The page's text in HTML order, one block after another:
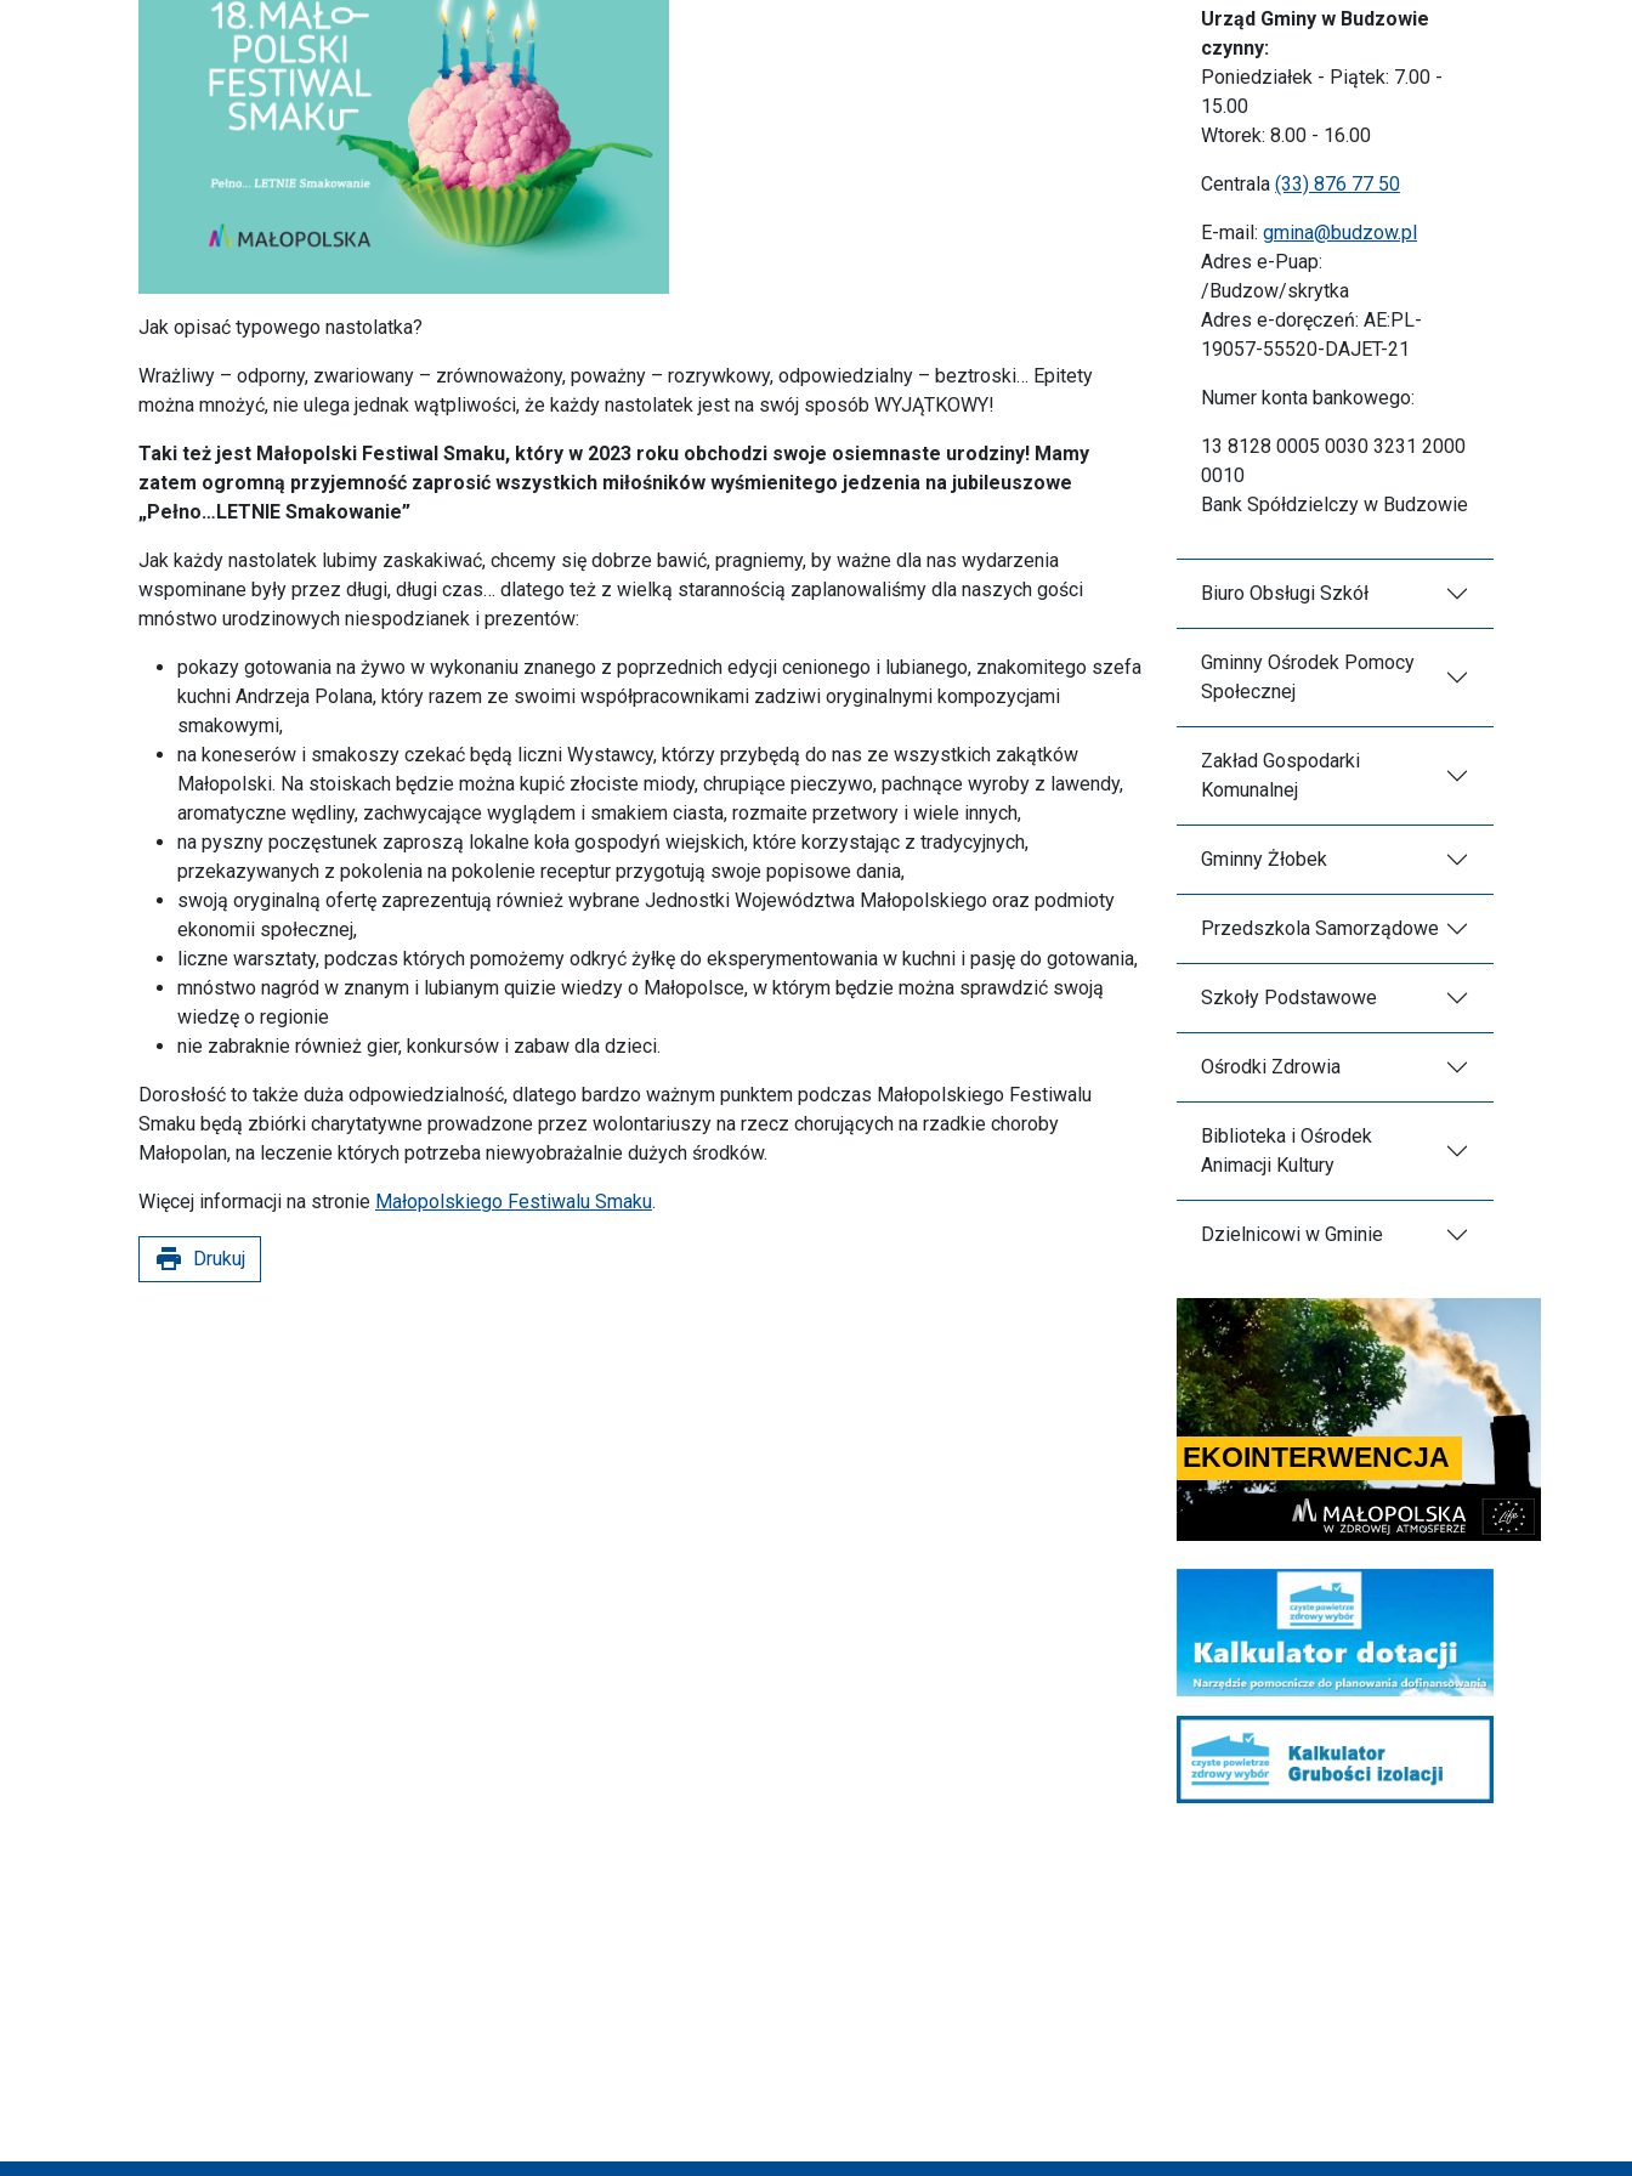
Jak opisać typowego nastolatka?
Wrażliwy – odporny, zwariowany – zrównoważony, poważny – rozrywkowy, odpowiedzialny – beztroski… Epitety
można mnożyć, nie ulega jednak wątpliwości, że każdy nastolatek jest na swój sposób WYJĄTKOWY!
Taki też jest Małopolski Festiwal Smaku, który w 2023 roku obchodzi swoje osiemnaste urodziny! Mamy
zatem ogromną przyjemność zaprosić wszystkich miłośników wyśmienitego jedzenia na jubileuszowe
„Pełno…LETNIE Smakowanie”
Jak każdy nastolatek lubimy zaskakiwać, chcemy się dobrze bawić, pragniemy, by ważne dla nas wydarzenia
wspominane były przez długi, długi czas… dlatego też z wielką starannością zaplanowaliśmy dla naszych gości
mnóstwo urodzinowych niespodzianek i prezentów:
pokazy gotowania na żywo w wykonaniu znanego z poprzednich edycji cenionego i lubianego, znakomitego szefa
kuchni Andrzeja Polana, który razem ze swoimi współpracownikami zadziwi oryginalnymi kompozycjami
smakowymi,
na koneserów i smakoszy czekać będą liczni Wystawcy, którzy przybędą do nas ze wszystkich zakątków
Małopolski. Na stoiskach będzie można kupić złociste miody, chrupiące pieczywo, pachnące wyroby z lawendy,
aromatyczne wędliny, zachwycające wyglądem i smakiem ciasta, rozmaite przetwory i wiele innych,
na pyszny poczęstunek zaproszą lokalne koła gospodyń wiejskich, które korzystając z tradycyjnych,
przekazywanych z pokolenia na pokolenie receptur przygotują swoje popisowe dania,
swoją oryginalną ofertę zaprezentują również wybrane Jednostki Województwa Małopolskiego oraz podmioty
ekonomii społecznej,
liczne warsztaty, podczas których pomożemy odkryć żyłkę do eksperymentowania w kuchni i pasję do gotowania,
mnóstwo nagród w znanym i lubianym quizie wiedzy o Małopolsce, w którym będzie można sprawdzić swoją
wiedzę o regionie
nie zabraknie również gier, konkursów i zabaw dla dzieci.
Dorosłość to także duża odpowiedzialność, dlatego bardzo ważnym punktem podczas Małopolskiego Festiwalu
Smaku będą zbiórki charytatywne prowadzone przez wolontariuszy na rzecz chorujących na rzadkie choroby
Małopolan, na leczenie których potrzeba niewyobrażalnie dużych środków.
Więcej informacji na stronie Małopolskiego Festiwalu Smaku.
print Drukuj
Urząd Gminy w Budzowie
czynny:
Poniedziałek - Piątek: 7.00 -
15.00
Wtorek: 8.00 - 16.00
Centrala (33) 876 77 50
E-mail: gmina@budzow.pl
Adres e-Puap:
/Budzow/skrytka
Adres e-doręczeń: AE:PL-
19057-55520-DAJET-21
Numer konta bankowego:
13 8128 0005 0030 3231 2000
0010
Bank Spółdzielczy w Budzowie
Biuro Obsługi Szkół
Gminny Ośrodek Pomocy
Społecznej
Zakład Gospodarki
Komunalnej
Gminny Żłobek
Przedszkola Samorządowe
Szkoły Podstawowe
Ośrodki Zdrowia
Biblioteka i Ośrodek
Animacji Kultury
Dzielnicowi w Gminie